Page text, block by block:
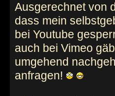
Ausgerechnet von
dass mein
bei Youtube
auch bei Vimeo
umgehend
anfragen!